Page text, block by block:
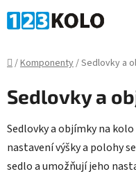
na
Domů
/Komponenty/Sedlovky a
Sedlovky a
Sedlovky a objímky na
nastavení výšky a polohy
sedlo a umožňují jeho